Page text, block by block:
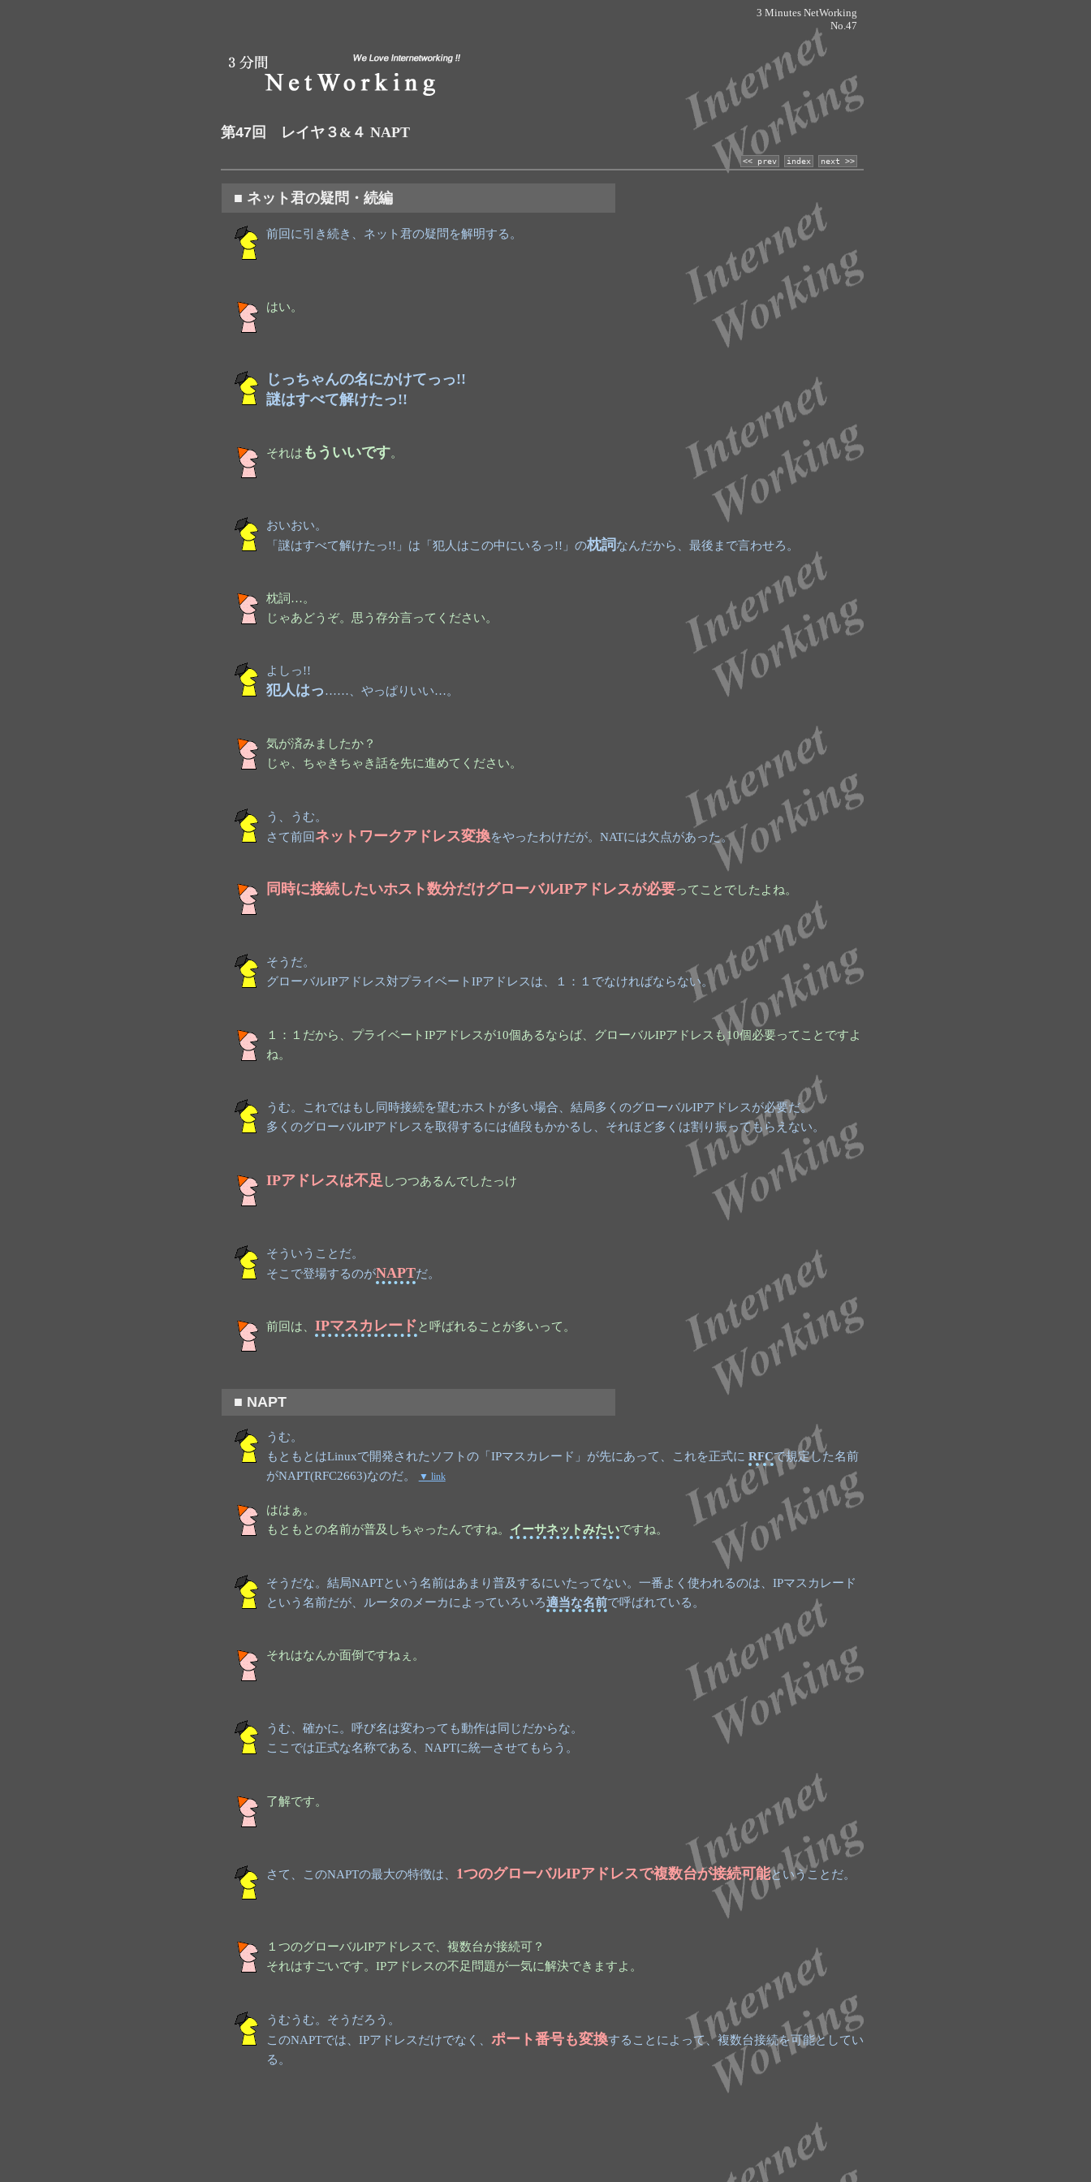
3 Minutes NetWorking
No.47
第47回 レイヤ３&４ NAPT
<< prev index next >>
■ ネット君の疑問・続編
前回に引き続き、ネット君の疑問を解明する。
はい。
じっちゃんの名にかけてっっ!!
謎はすべて解けたっ!!
それは もういいです。
おいおい。
「謎はすべて解けたっ!!」は「犯人はこの中にいるっ!!」の枕詞なんだから、最後まで言わせろ。
枕詞…。
じゃあどうぞ。思う存分言ってください。
よしっ!!
犯人はっ……、やっぱりいい…。
気が済みましたか？
じゃ、ちゃきちゃき話を先に進めてください。
う、うむ。
さて前回ネットワークアドレス変換をやったわけだが。NATには欠点があった。
同時に接続したいホスト数分だけグローバルIPアドレスが必要ってことでしたよね。
そうだ。
グローバルIPアドレス対プライベートIPアドレスは、１：１でなければならない。
１：１だから、プライベートIPアドレスが10個あるならば、グローバルIPアドレスも10個必要ってことですよ
ね。
うむ。これではもし同時接続を望むホストが多い場合、結局多くのグローバルIPアドレスが必要だ。
多くのグローバルIPアドレスを取得するには値段もかかるし、それほど多くは割り振ってもらえない。
IPアドレスは不足 しつつあるんでしたっけ
そういうことだ。
そこで登場するのがNAPTだ。
前回は、 IPマスカレードと呼ばれることが多いって。
■ NAPT
うむ。
もともとはLinuxで開発されたソフトの「IPマスカレード」が先にあって、これを正式に RFCで規定した名前
がNAPT(RFC2663)なのだ。
▼ link
ははぁ。
もともとの名前が普及しちゃったんですね。 イーサネットみたいですね。
そうだな。結局NAPTという名前はあまり普及するにいたってない。一番よく使われるのは、IPマスカレード
という名前だが、ルータのメーカによっていろいろ適当な名前で呼ばれている。
それはなんか面倒ですねぇ。
うむ、確かに。呼び名は変わっても動作は同じだからな。
ここでは正式な名称である、NAPTに統一させてもらう。
了解です。
さて、このNAPTの最大の特徴は、 1つのグローバルIPアドレスで複数台が接続可能ということだ。
１つのグローバルIPアドレスで、複数台が接続可？
それはすごいです。IPアドレスの不足問題が一気に解決できますよ。
うむうむ。そうだろう。
このNAPTでは、IPアドレスだけでなく、 ポート番号も変換することによって、複数台接続を可能としてい
る。